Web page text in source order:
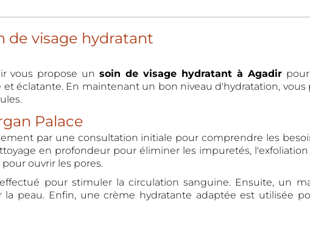
de visage hydratant
vous propose unsoin de visage hydratant à Agadir
éclatante. En maintenant un bon niveau d'hydratation, vous
Palace
par une consultation initiale pour comprendre les
en profondeur pour éliminer les impuretés,
ouvrir les pores.
pour stimuler la circulation sanguine. Ensuite, un
peau. Enfin, une crème hydratante adaptée est utilisée